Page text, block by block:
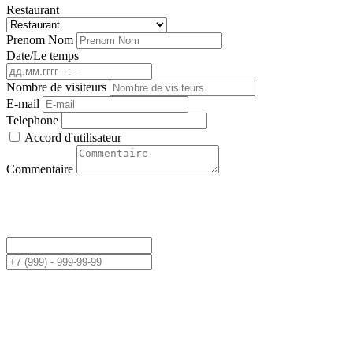
Restaurant
Prenom Nom
Date/Le temps
Nombre de visiteurs
E-mail
Telephone
Accord d'utilisateur
Commentaire